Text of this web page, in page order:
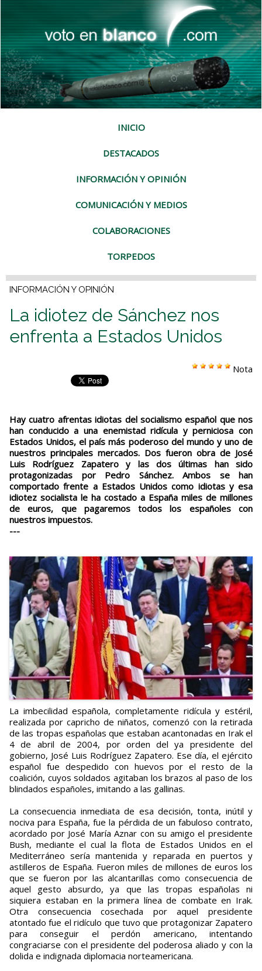
INICIO
DESTACADOS
INFORMACIÓN Y OPINIÓN
COMUNICACIÓN Y MEDIOS
COLABORACIONES
TORPEDOS
INFORMACIÓN Y OPINIÓN
La idiotez de Sánchez nos
enfrenta a Estados Unidos
Nota
Hay cuatro afrentas idiotas del socialismo español que nos
han conducido a una enemistad ridícula y perniciosa con
Estados Unidos, el país más poderoso del mundo y uno de
nuestros principales mercados. Dos fueron obra de José
Luis Rodríguez Zapatero y las dos últimas han sido
protagonizadas por Pedro Sánchez. Ambos se han
comportado frente a Estados Unidos como idiotas y esa
idiotez socialista le ha costado a España miles de millones
de euros, que pagaremos todos los españoles con
nuestros impuestos.
---
La imbecilidad española, completamente ridícula y estéril,
realizada por capricho de niñatos, comenzó con la retirada
de las tropas españolas que estaban acantonadas en Irak el
4 de abril de 2004, por orden del ya presidente del
gobierno, José Luis Rodríguez Zapatero. Ese día, el ejército
español fue despedido con huevos por el resto de la
coalición, cuyos soldados agitaban los brazos al paso de los
blindados españoles, imitando a las gallinas.
La consecuencia inmediata de esa decisión, tonta, inútil y
nociva para España, fue la pérdida de un fabuloso contrato,
acordado por José María Aznar con su amigo el presidente
Bush, mediante el cual la flota de Estados Unidos en el
Mediterráneo sería mantenida y reparada en puertos y
astilleros de España. Fueron miles de millones de euros los
que se fueron por las alcantarillas como consecuencia de
aquel gesto absurdo, ya que las tropas españolas ni
siquiera estaban en la primera línea de combate en Irak.
Otra consecuencia cosechada por aquel presidente
atontado fue el ridículo que tuvo que protagonizar Zapatero
para conseguir el perdón americano, intentando
congraciarse con el presidente del poderosa aliado y con la
dolida e indignada diplomacia norteamericana.